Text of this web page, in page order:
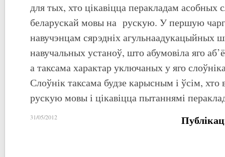
для тых, хто цікавіцца перакладам асобных
беларускай мовы на рускую. У першую
навучэнцам сярэдніх агульнаадукацыйных
навучальных устаноў, што абумовіла яго
а таксама характар уключаных у яго
Слоўнік таксама будзе карысным і ўсім, хто
рускую мовы і цікавіцца пытаннямі
31/05/2012